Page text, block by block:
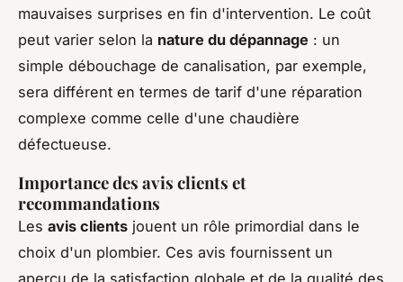
mauvaises surprises en fin d'intervention. Le coût
peut varier selon la nature du dépannage : un
simple débouchage de canalisation, par exemple,
sera différent en termes de tarif d'une réparation
complexe comme celle d'une chaudière
défectueuse.
Importance des avis clients et
recommandations
Les avis clients jouent un rôle primordial dans le
choix d'un plombier. Ces avis fournissent un
aperçu de la satisfaction globale et de la qualité des